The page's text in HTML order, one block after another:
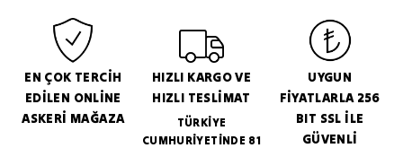
EN ÇOK TERCİH
EDİLEN ONLİNE
ASKERİ MAĞAZA
HIZLI KARGO VE
HIZLI TESLİMAT
TÜRKİYE
CUMHURİYETİNDE 81
UYGUN
FİYATLARLA 256
BIT SSL İLE
GÜVENLİ